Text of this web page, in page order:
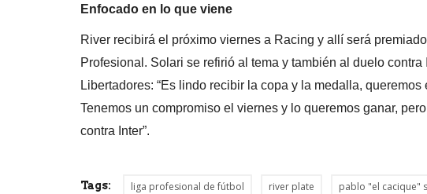
Enfocado en lo que viene
River recibirá el próximo viernes a Racing y allí será
Profesional. Solari se refirió al tema y también al duelo
Libertadores: “Es lindo recibir la copa y la medalla,
Tenemos un compromiso el viernes y lo queremos ganar,
contra Inter”.
Tags: liga profesional de fútbol river plate pablo "el cacique"